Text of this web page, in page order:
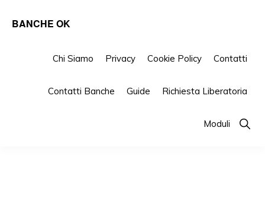
BANCHE OK
Chi Siamo Privacy Cookie Policy Contatti
Contatti Banche Guide Richiesta Liberatoria
Moduli Show